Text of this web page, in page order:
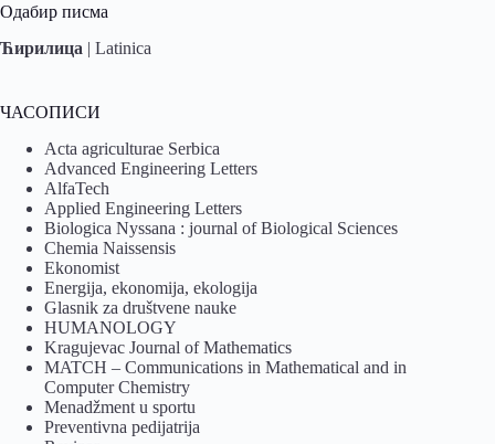
Одабир писма
Ћирилица | Latinica
ЧАСОПИСИ
Acta agriculturae Serbica
Advanced Engineering Letters
AlfaTech
Applied Engineering Letters
Biologica Nyssana : journal of Biological Sciences
Chemia Naissensis
Ekonomist
Energija, ekonomija, ekologija
Glasnik za društvene nauke
HUMANOLOGY
Kragujevac Journal of Mathematics
MATCH – Communications in Mathematical and in
Computer Chemistry
Menadžment u sportu
Preventivna pedijatrija